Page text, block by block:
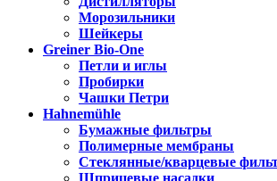
Морозильники
Шейкеры
Greiner Bio-One
Петли и иглы
Пробирки
Чашки Петри
Hahnemühle
Бумажные фильтры
Полимерные мембраны
Стеклянные/кварцевые
Шприцевые насадки